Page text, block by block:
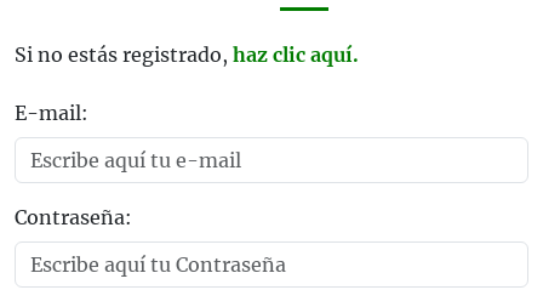
Si no estás registrado, haz clic aquí.
E-mail:
Contraseña: